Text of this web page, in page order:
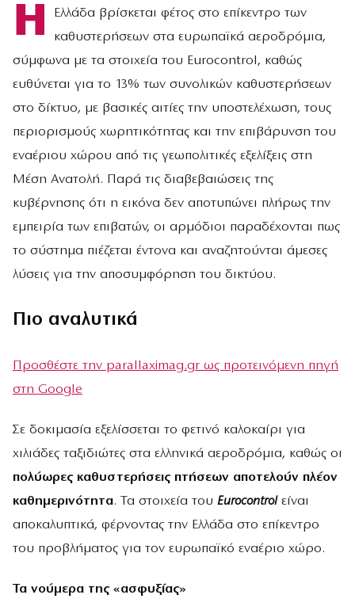
Η
Ελλάδα βρίσκεται φέτος στο επίκεντρο των
καθυστερήσεων στα ευρωπαϊκά αεροδρόμια,
σύμφωνα με τα στοιχεία του Eurocontrol, καθώς
ευθύνεται για το 13% των συνολικών καθυστερήσεων
στο δίκτυο, με βασικές αιτίες την υποστελέχωση, τους
περιορισμούς χωρητικότητας και την επιβάρυνση του
εναέριου χώρου από τις γεωπολιτικές εξελίξεις στη
Μέση Ανατολή. Παρά τις διαβεβαιώσεις της
κυβέρνησης ότι η εικόνα δεν αποτυπώνει πλήρως την
εμπειρία των επιβατών, οι αρμόδιοι παραδέχονται πως
το σύστημα πιέζεται έντονα και αναζητούνται άμεσες
λύσεις για την αποσυμφόρηση του δικτύου.
Πιο αναλυτικά
Προσθέστε την parallaximag.gr ως προτεινόμενη πηγή
στη Google
Σε δοκιμασία εξελίσσεται το φετινό καλοκαίρι για
χιλιάδες ταξιδιώτες στα ελληνικά αεροδρόμια, καθώς οι
πολύωρες καθυστερήσεις πτήσεων αποτελούν πλέον
καθημερινότητα. Τα στοιχεία του Eurocontrol είναι
αποκαλυπτικά, φέρνοντας την Ελλάδα στο επίκεντρο
του προβλήματος για τον ευρωπαϊκό εναέριο χώρο.
Τα νούμερα της «ασφυξίας»